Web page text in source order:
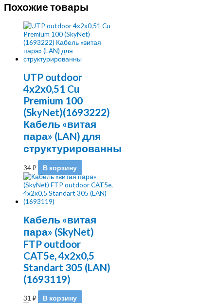
Похожие товары
UTP outdoor
4x2x0,51 Cu
Premium 100
(SkyNet)(1693222)
Кабель «витая
пара» (LAN) для
структурированны
34₽ В корзину
Кабель «витая
пара» (SkyNet)
FTP outdoor
CAT5e, 4x2x0,5
Standart 305 (LAN)
(1693119)
31 ₽ В корзину